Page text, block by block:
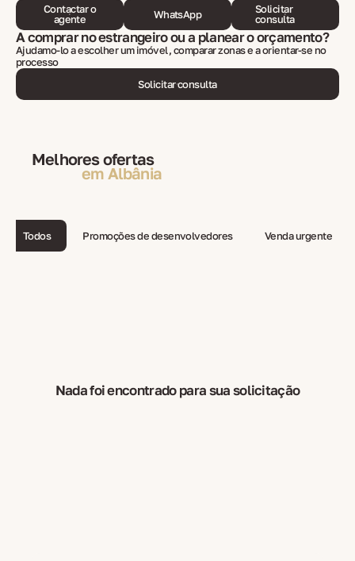
Contactar o
agente
WhatsApp
Solicitar
consulta
A comprar no estrangeiro ou a planear o orçamento?
Ajudamo-lo a escolher um imóvel, comparar zonas e a orientar-se no
processo
Solicitar consulta
Melhores ofertas
em Albânia
Todos Promoções de desenvolvedores Venda urgente
Nada foi encontrado para sua solicitação